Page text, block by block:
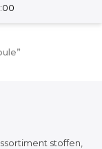
stoffen,